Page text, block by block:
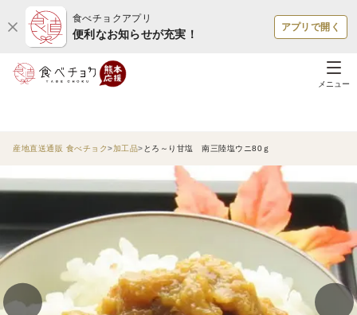
食べチョクアプリ
便利なお知らせが充実！
アプリで開く
メニュー
産地直送通販 食べチョク 加工品 とろ～り甘塩 南三陸塩ウニ80ｇ